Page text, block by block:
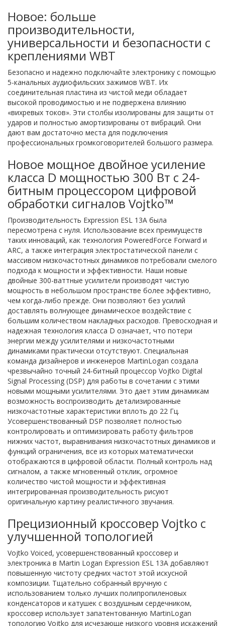
Новое: больше
производительности,
универсальности и безопасности с
креплениями WBT
Безопасно и надежно подключайте электронику с помощью
5-канальных аудиофильских зажимов WBT. Их
соединительная пластина из чистой меди обладает
высокой проводимостью и не подвержена влиянию
«вихревых токов». Эти столбы изолированы для защиты от
ударов и полностью амортизированы от вибраций. Они
дают вам достаточно места для подключения
профессиональных громкоговорителей большого размера.
Новое мощное двойное усиление
класса D мощностью 300 Вт с 24-
битным процессором цифровой
обработки сигналов Vojtko™
Производительность Expression ESL 13A была
пересмотрена с нуля. Использование всех преимуществ
таких инноваций, как технология PoweredForce Forward и
ARC, а также интеграция электростатической панели с
массивом низкочастотных динамиков потребовали смелого
подхода к мощности и эффективности. Наши новые
двойные 300-ваттные усилители производят чистую
мощность в небольшом пространстве более эффективно,
чем когда-либо прежде. Они позволяют без усилий
доставлять волнующее динамическое воздействие с
большим количеством накладных расходов. Превосходная и
надежная технология класса D означает, что потери
энергии между усилителями и низкочастотными
динамиками практически отсутствуют. Специальная
команда дизайнеров и инженеров MartinLogan создала
чрезвычайно точный 24-битный процессор Vojtko Digital
Signal Processing (DSP) для работы в сочетании с этими
новыми мощными усилителями. Это дает этим динамикам
возможность воспроизводить детализированные
низкочастотные характеристики вплоть до 22 Гц.
Усовершенствованный DSP позволяет полностью
контролировать и оптимизировать работу фильтров
нижних частот, выравнивания низкочастотных динамиков и
функций ограничения, все из которых математически
отображаются в цифровой области. Полный контроль над
сигналом, а также мгновенный отклик, огромное
количество чистой мощности и эффективная
интегрированная производительность рисуют
оригинальную картину реалистичного звучания.
Прецизионный кроссовер Vojtko с
улучшенной топологией
Vojtko Voiced, усовершенствованный кроссовер и
электроника в Martin Logan Expression ESL 13A добавляют
повышенную чистоту средних частот этой искусной
композиции. Тщательно собранный вручную с
использованием только лучших полипропиленовых
конденсаторов и катушек с воздушным сердечником,
кроссовер использует запатентованную MartinLogan
топологию Vojtko для исчезающе низкого уровня искажений